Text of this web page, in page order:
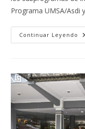
Programa UMSA/Asdi
Continuar Leyendo